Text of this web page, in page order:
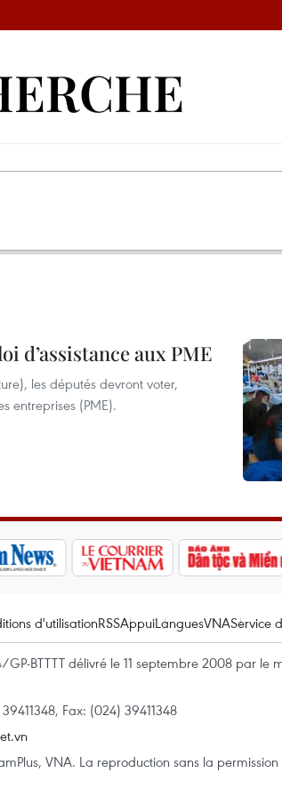
d’assistance aux PME
les députés devront voter,
entreprises (PME).
d'utilisationRSSAppuiLanguesVNAService
GP-BTTTT délivré le 11 septembre 2008 par le
Fax: (024) 39411348
VNA. La reproduction sans la